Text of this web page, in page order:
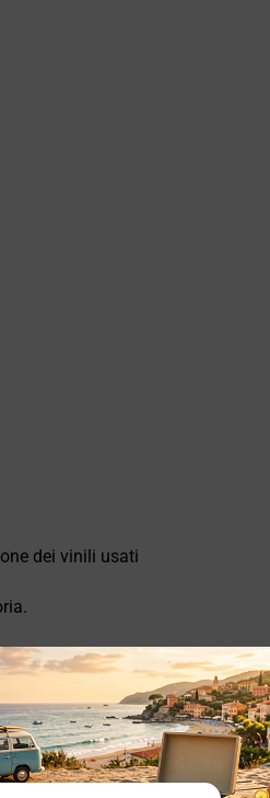
dei vinili usati
online?
i vinili usati